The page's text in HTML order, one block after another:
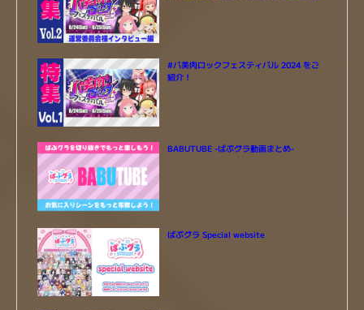
#バ美肉ロックフェスティバル 2024 をご
紹介！
BABUTUBE -ばぶグラ動画まとめ-
ばぶグラ Special website